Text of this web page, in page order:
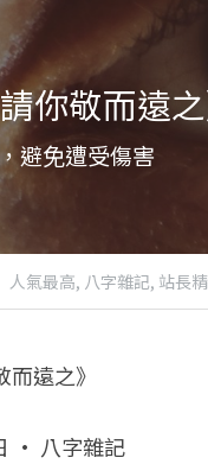
你敬而遠之
避免遭受傷害
人氣最高, 八字雜記, 站長
而遠之》
· 八字雜記